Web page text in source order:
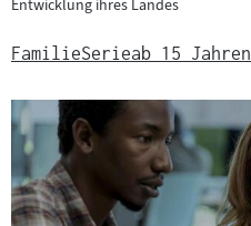
Entwicklung ihres Landes
FamilieSerieab 15 Jahren